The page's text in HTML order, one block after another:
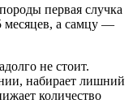
первая случка
месяцев, а самцу —
не стоит.
набирает лишний
количество